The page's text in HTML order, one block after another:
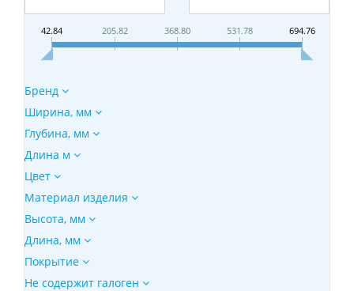
42.84 205.82 368.80 531.78 694.76
Бренд
Ширина, мм
Глубина, мм
Длина м
Цвет
Материал изделия
Высота, мм
Длина, мм
Покрытие
Не содержит галоген